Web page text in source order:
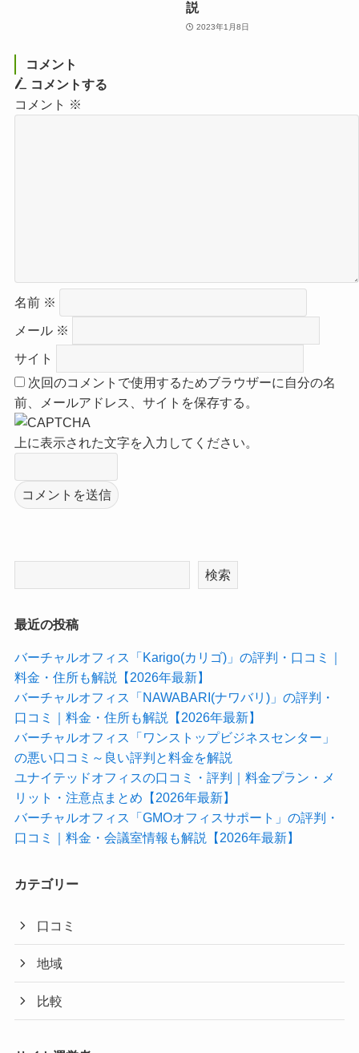
説
2023年1月8日
コメント
コメントする
コメント ※
名前 ※
メール ※
サイト
次回のコメントで使用するためブラウザーに自分の名
前、メールアドレス、サイトを保存する。
上に表示された文字を入力してください。
検索
最近の投稿
バーチャルオフィス「Karigo(カリゴ)」の評判・口コミ｜
料金・住所も解説【2026年最新】
バーチャルオフィス「NAWABARI(ナワバリ)」の評判・
口コミ｜料金・住所も解説【2026年最新】
バーチャルオフィス「ワンストップビジネスセンター」
の悪い口コミ～良い評判と料金を解説
ユナイテッドオフィスの口コミ・評判｜料金プラン・メ
リット・注意点まとめ【2026年最新】
バーチャルオフィス「GMOオフィスサポート」の評判・
口コミ｜料金・会議室情報も解説【2026年最新】
カテゴリー
口コミ
地域
比較